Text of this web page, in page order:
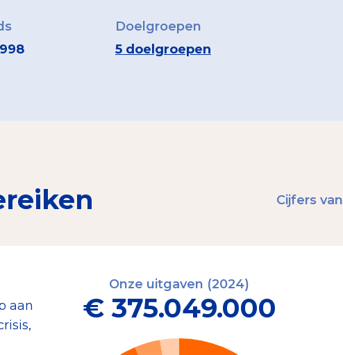
Doelgroepen
5 doelgroepen
Cijfers van
Onze uitgaven (2024)
€ 375.049.000
aan